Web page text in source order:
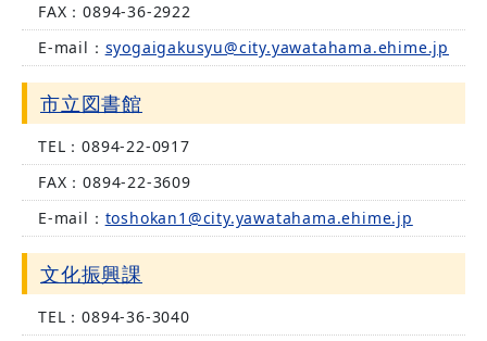
FAX：0894-36-2922
E-mail： syogaigakusyu@city.yawatahama.ehime.jp
市立図書館
TEL：0894-22-0917
FAX：0894-22-3609
E-mail： toshokan1@city.yawatahama.ehime.jp
文化振興課
TEL：0894-36-3040